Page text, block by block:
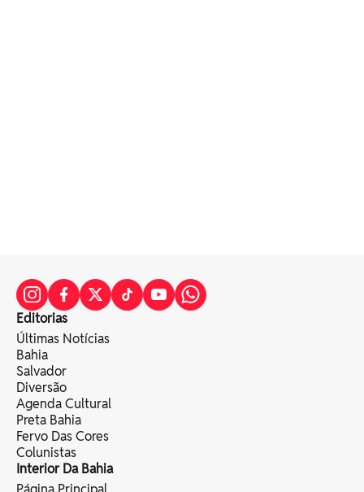
Editorias
Últimas Notícias
Bahia
Salvador
Diversão
Agenda Cultural
Preta Bahia
Fervo Das Cores
Colunistas
Interior Da Bahia